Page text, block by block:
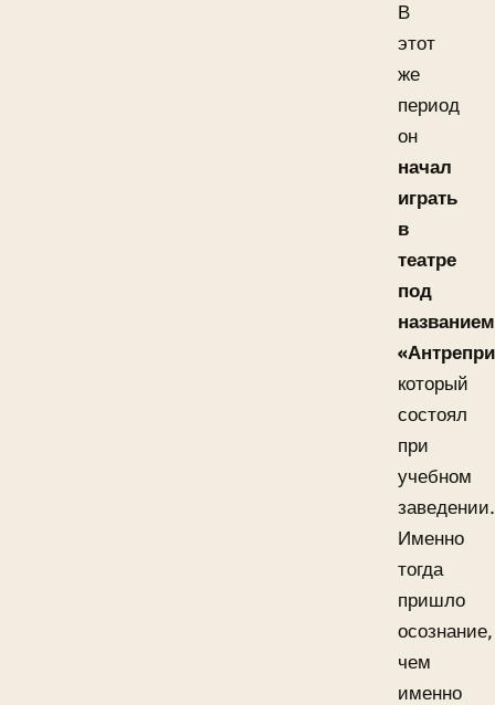
В
этот
же
период
он
начал
играть
в
театре
под
названием
который
состоял
при
учебном
заведении.
Именно
тогда
пришло
осознание,
чем
именно